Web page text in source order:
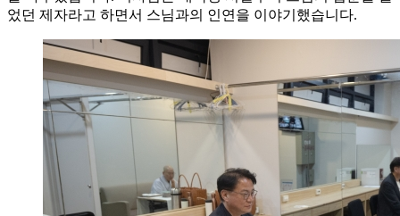
었던 제자라고 하면서 스님과의 인연을 이야기했습니다.